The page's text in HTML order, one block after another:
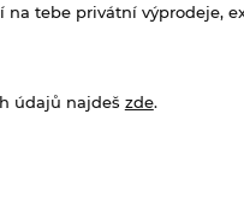
tebe privátní výprodeje,
údajů najdeš zde.